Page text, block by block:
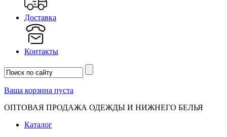
Доставка
Контакты
Ваша корзина пуста
ОПТОВАЯ ПРОДАЖА ОДЕЖДЫ И НИЖНЕГО БЕЛЬЯ
Каталог